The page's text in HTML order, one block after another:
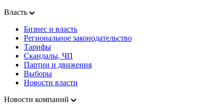
Власть
Бизнес и власть
Региональное законодательство
Тарифы
Скандалы, ЧП
Партии и движения
Выборы
Новости власти
Новости компаний